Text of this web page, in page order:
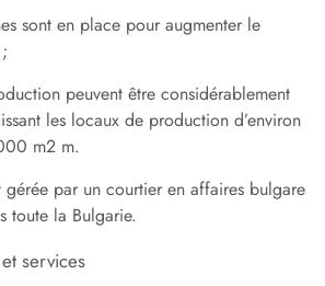
sont en place pour augmenter le
peuvent être considérablement
les locaux de production d’environ
m2 m.
par un courtier en affaires bulgare
toute la Bulgarie.
services